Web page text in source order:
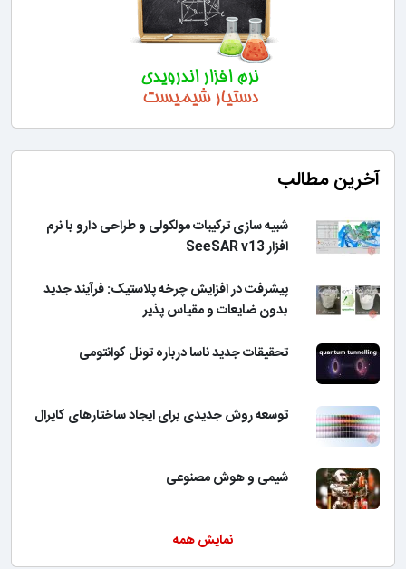
آخرین مطالب
شبیه سازی ترکیبات مولکولی و طراحی دارو با نرم
افزار SeeSAR v13
پیشرفت در افزایش چرخه پلاستیک: فرآیند جدید
بدون ضایعات و مقیاس پذیر
تحقیقات جدید ناسا درباره تونل کوانتومی
توسعه روش جدیدی برای ایجاد ساختارهای کایرال
شیمی و هوش مصنوعی
نمایش همه